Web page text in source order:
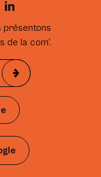
présentons
de la com’.